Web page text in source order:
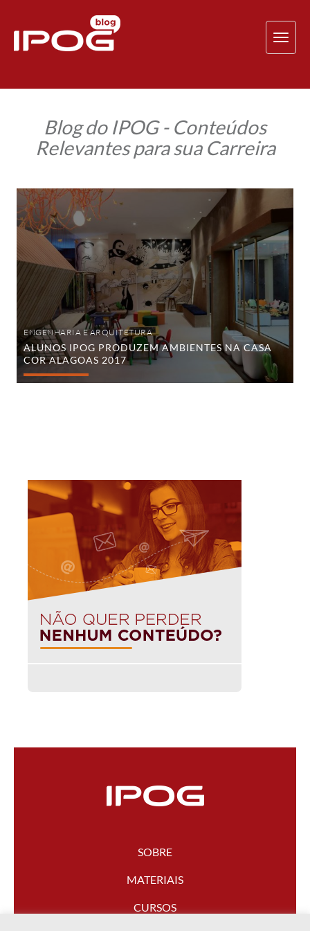
Blog do IPOG - Conteúdos
Relevantes para sua Carreira
Alunos
IPOG
produzem
ambientes
na
Casa
Cor
Alagoas
2017
ENGENHARIA E ARQUITETURA
ALUNOS IPOG PRODUZEM AMBIENTES NA CASA
COR ALAGOAS 2017
SOBRE
MATERIAIS
CURSOS